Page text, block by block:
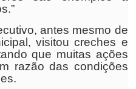
antes mesmo de
visitou creches e
que muitas ações
razão das condições